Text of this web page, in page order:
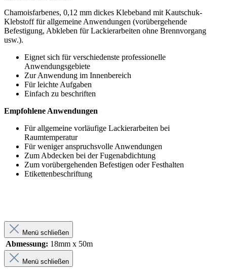
Chamoisfarbenes, 0,12 mm dickes Klebeband mit Kautschuk-
Klebstoff für allgemeine Anwendungen (vorübergehende
Befestigung, Abkleben für Lackierarbeiten ohne Brennvorgang
usw.).
Eignet sich für verschiedenste professionelle
Anwendungsgebiete
Zur Anwendung im Innenbereich
Für leichte Aufgaben
Einfach zu beschriften
Empfohlene Anwendungen
Für allgemeine vorläufige Lackierarbeiten bei
Raumtemperatur
Für weniger anspruchsvolle Anwendungen
Zum Abdecken bei der Fugenabdichtung
Zum vorübergehenden Befestigen oder Festhalten
Etikettenbeschriftung
Menü schließen
Abmessung: 18mm x 50m
Menü schließen